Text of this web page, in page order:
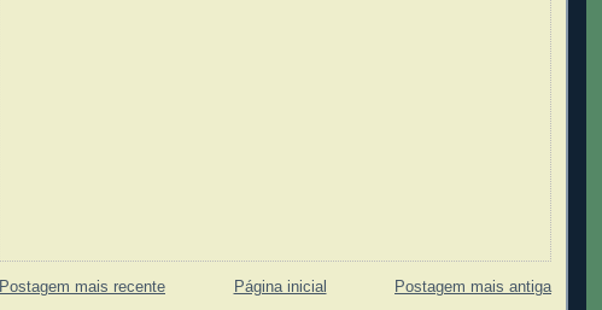
Postagem mais recente Postagem mais antiga
Página inicial